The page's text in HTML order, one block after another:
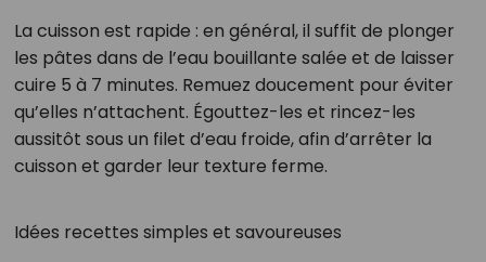
La cuisson est rapide : en général, il suffit de plonger
les pâtes dans de l’eau bouillante salée et de laisser
cuire 5 à 7 minutes. Remuez doucement pour éviter
qu’elles n’attachent. Égouttez-les et rincez-les
aussitôt sous un filet d’eau froide, afin d’arrêter la
cuisson et garder leur texture ferme.
Idées recettes simples et savoureuses